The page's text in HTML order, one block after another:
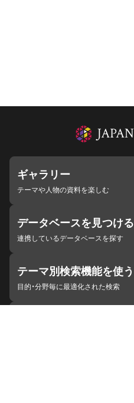
ギャラリー
テーマや人物の資料を楽しむ
データベースを見つける
連携しているデータベースを探す
テーマ別検索機能を使う
目的・分野毎に最適化された検索